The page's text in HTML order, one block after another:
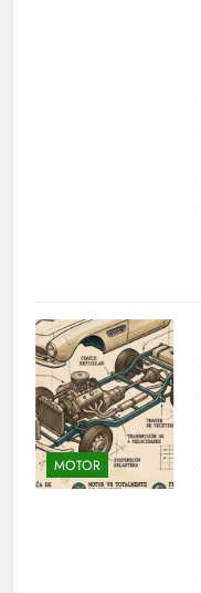
MOTOR